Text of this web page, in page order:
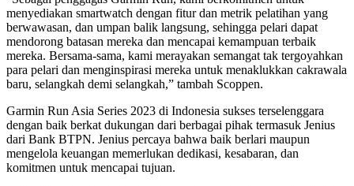
menyediakan smartwatch dengan fitur dan metrik pelatihan yang
berwawasan, dan umpan balik langsung, sehingga pelari dapat
mendorong batasan mereka dan mencapai kemampuan terbaik
mereka. Bersama-sama, kami merayakan semangat tak tergoyahkan
para pelari dan menginspirasi mereka untuk menaklukkan cakrawala
baru, selangkah demi selangkah,” tambah Scoppen.
Garmin Run Asia Series 2023 di Indonesia sukses terselenggara
dengan baik berkat dukungan dari berbagai pihak termasuk Jenius
dari Bank BTPN. Jenius percaya bahwa baik berlari maupun
mengelola keuangan memerlukan dedikasi, kesabaran, dan
komitmen untuk mencapai tujuan.